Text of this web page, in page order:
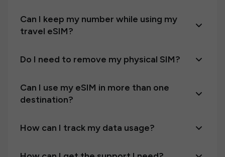
Can I keep my number while using my
travel eSIM?
Do I need to remove my physical SIM?
Can I use my eSIM in more than one
destination?
How can I track my data usage?